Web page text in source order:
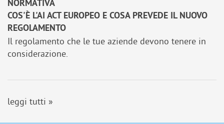
NORMATIVA
COS'È L'AI ACT EUROPEO E COSA PREVEDE IL NUOVO
REGOLAMENTO
Il regolamento che le tue aziende devono tenere in
considerazione.
leggi tutti »